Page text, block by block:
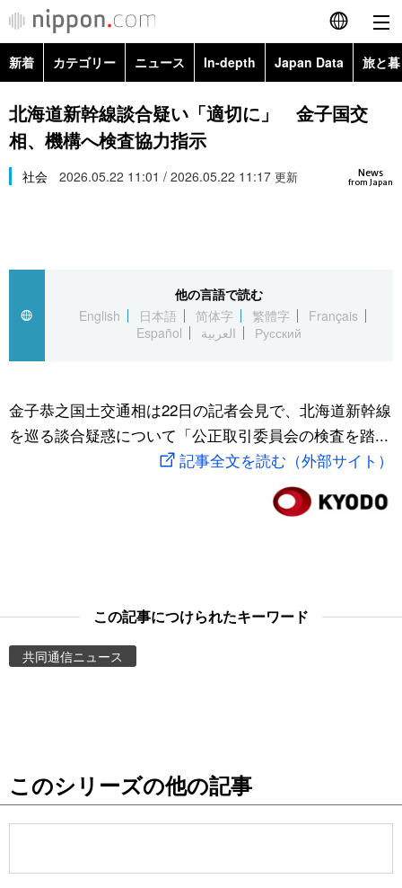
English
简体字
Русский
カテゴリー
経済・ビジネス
国際
文化
トップ
アーカイブ
In-depth
Japan Data
動画/Live
お知らせ
新着 カテゴリー ニュース In-depth Japan Data 旅と
政治・外交
経済・ビジネス
スポーツ・東京2020
Topics
北海道新幹線談合疑い「適切に」 金子国交
相、機構へ検査協力指示
News
from Japan
社会 2026.05.22 11:01 / 2026.05.22 11:17 更新
他の言語で読む
English
日本語 简体字 繁體字
Français
Español
العربية Русский
金子恭之国土交通相は22日の記者会見で、北海道新幹線
を巡る談合疑惑について「公正取引委員会の検査を踏...
記事全文を読む（外部サイト）
この記事につけられたキーワード
共同通信ニュース
このシリーズの他の記事